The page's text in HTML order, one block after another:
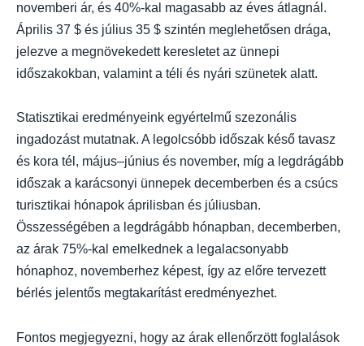
novemberi ár, és 40%-kal magasabb az éves átlagnál.
Április 37 $ és július 35 $ szintén meglehetősen drága,
jelezve a megnövekedett keresletet az ünnepi
időszakokban, valamint a téli és nyári szünetek alatt.
Statisztikai eredményeink egyértelmű szezonális
ingadozást mutatnak. A legolcsóbb időszak késő tavasz
és kora tél, május–június és november, míg a legdrágább
időszak a karácsonyi ünnepek decemberben és a csúcs
turisztikai hónapok áprilisban és júliusban.
Összességében a legdrágább hónapban, decemberben,
az árak 75%-kal emelkednek a legalacsonyabb
hónaphoz, novemberhez képest, így az előre tervezett
bérlés jelentős megtakarítást eredményezhet.
Fontos megjegyezni, hogy az árak ellenőrzött foglalások